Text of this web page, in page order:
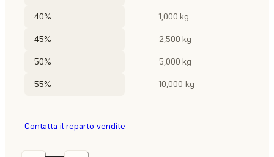
40% 1,000 kg
45% 2,500 kg
50% 5,000 kg
55% 10,000 kg
Contatta il reparto vendite